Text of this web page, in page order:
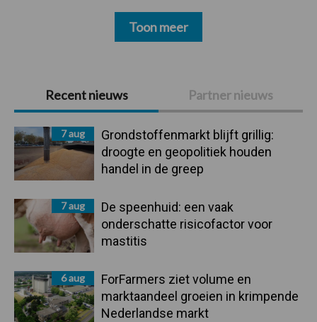
Primaire
Sidebar
Recent nieuws Partner nieuws
7 aug
Grondstoffenmarkt blijft grillig:
droogte en geopolitiek houden
handel in de greep
7 aug
De speenhuid: een vaak
onderschatte risicofactor voor
mastitis
6 aug
ForFarmers ziet volume en
marktaandeel groeien in krimpende
Nederlandse markt
Toon meer